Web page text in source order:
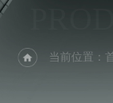
当前位置：